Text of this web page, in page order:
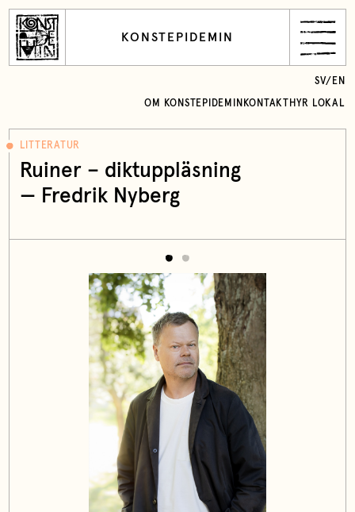
KONSTEPIDEMIN
OM KONSTEPIDEMIN KONTAKT HYR LOKAL
SV/ EN
LITTERATUR
Ruiner – diktuppläsning
— Fredrik Nyberg